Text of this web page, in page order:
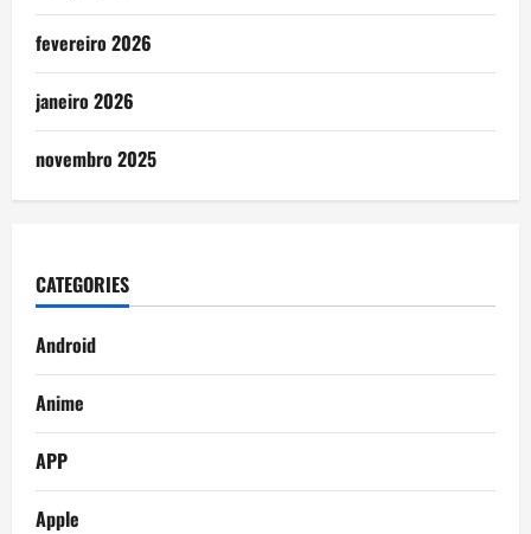
fevereiro 2026
janeiro 2026
novembro 2025
CATEGORIES
Android
Anime
APP
Apple